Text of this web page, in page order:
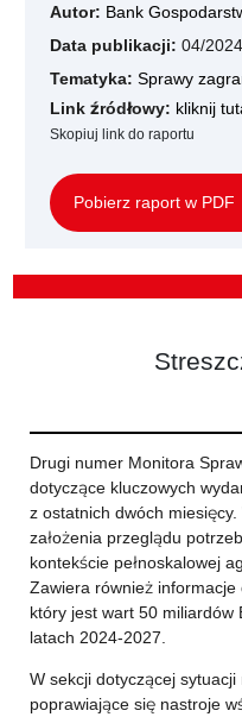
Autor: Bank
Data publikacji: 04/2024
Tematyka: Sprawy
Link źródłowy: kliknij
Skopiuj link do raportu
Pobierz raport w PDF
Drugi numer Monitora
dotyczące kluczowych
z ostatnich dwóch
założenia przeglądu
kontekście pełnoskalowej
Zawiera również
który jest wart 50 miliardów
latach 2024-2027.
W sekcji dotyczącej
poprawiające się nastroje